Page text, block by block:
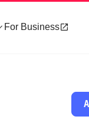
For Business